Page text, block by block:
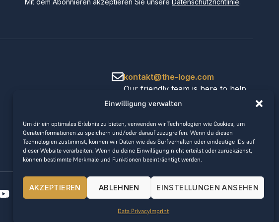
Einwilligung verwalten
Um dir ein optimales Erlebnis zu bieten, verwenden wir Technologien wie Cookies, um
Geräteinformationen zu speichern und/oder darauf zuzugreifen. Wenn du diesen
Technologien zustimmst, können wir Daten wie das Surfverhalten oder eindeutige IDs auf
dieser Website verarbeiten. Wenn du deine Einwilligung nicht erteilst oder zurückziehst,
können bestimmte Merkmale und Funktionen beeinträchtigt werden.
AKZEPTIEREN ABLEHNEN EINSTELLUNGEN ANSEHEN
Data PrivacyImprint
Mit dem Abonnieren akzeptieren Sie unsereDatenschutzrichtlinie.
kontakt@the-loge.com
Our friendly team is here to help.
+43 676 944 44 81